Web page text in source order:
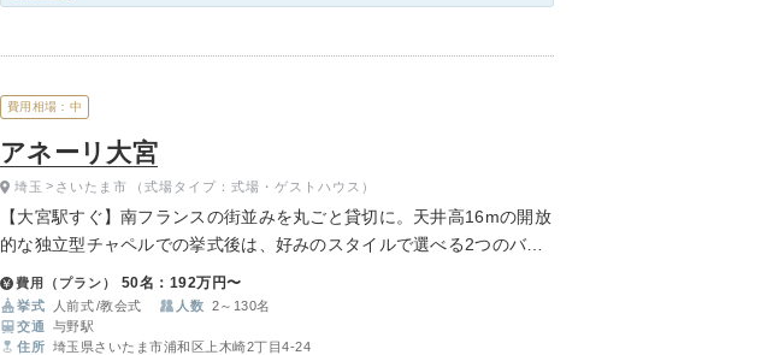
アネーリ大宮
費用相場：中
【大宮駅すぐ】南フランスの街並みを丸ごと貸切に。天井高16mの開放
的な独立型チャペルでの挙式後は、好みのスタイルで選べる2つのバン
ケットへ。都会の喧騒を忘れるリゾート空間でお二人らしいおもてなし
を。
埼玉 さいたま市 （式場タイプ：式場・ゲストハウス）
費用（プラン） 50名：192万円〜
挙式 人前式 教会式 人数 2～130名
交通
与野駅
住所 埼玉県さいたま市浦和区上木崎2丁目4-24